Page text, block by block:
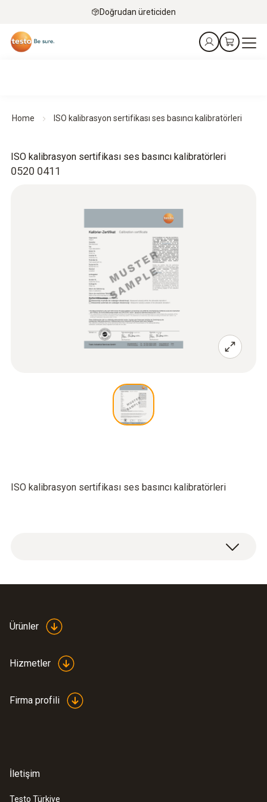
Doğrudan üreticiden
Home ISO kalibrasyon sertifikası ses basıncı kalibratörleri
0520 0411
ISO kalibrasyon sertifikası ses basıncı kalibratörleri
ISO kalibrasyon sertifikası ses basıncı kalibratörleri
Ürünler
Hizmetler
Firma profili
İletişim
Testo Türkiye